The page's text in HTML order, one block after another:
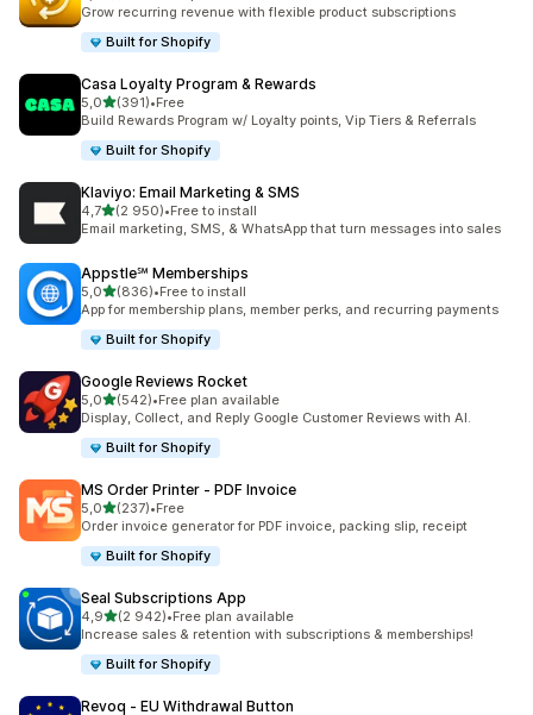
Grow recurring revenue with flexible product subscriptions
Built for Shopify
Casa Loyalty Program & Rewards
5,0z 5 hvězd
(391)
Celkový počet recenzí: 391
•Free
Build Rewards Program w/ Loyalty points, Vip Tiers & Referrals
Built for Shopify
Klaviyo: Email Marketing & SMS
4,7z 5 hvězd
(2 950)
Celkový počet recenzí: 2950
•Free to install
Email marketing, SMS, & WhatsApp that turn messages into sales
Appstle℠ Memberships
5,0z 5 hvězd
(836)
Celkový počet recenzí: 836
•Free to install
App for membership plans, member perks, and recurring payments
Built for Shopify
Google Reviews Rocket
5,0z 5 hvězd
(542)
Celkový počet recenzí: 542
•Free plan available
Display, Collect, and Reply Google Customer Reviews with AI.
Built for Shopify
MS Order Printer ‑ PDF Invoice
5,0z 5 hvězd
(237)
Celkový počet recenzí: 237
•Free
Order invoice generator for PDF invoice, packing slip, receipt
Built for Shopify
Seal Subscriptions App
4,9z 5 hvězd
(2 942)
Celkový počet recenzí: 2942
•Free plan available
Increase sales & retention with subscriptions & memberships!
Built for Shopify
Revoq ‑ EU Withdrawal Button